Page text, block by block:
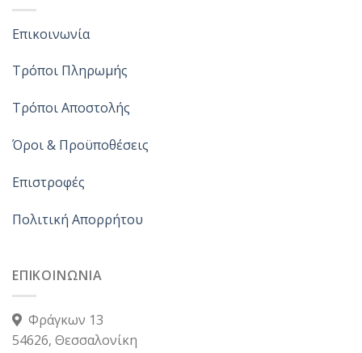
Επικοινωνία
Τρόποι Πληρωμής
Τρόποι Αποστολής
Όροι & Προϋποθέσεις
Επιστροφές
Πολιτική Απορρήτου
ΕΠΙΚΟΙΝΩΝΙΑ
Φράγκων 13
54626, Θεσσαλονίκη